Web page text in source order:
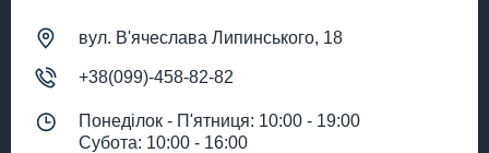
вул. В'ячеслава Липинського, 18
+38(099)-458-82-82
Понеділок - П'ятниця: 10:00 - 19:00
Субота: 10:00 - 16:00